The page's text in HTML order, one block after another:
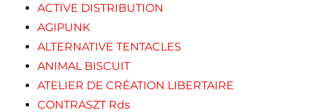
ACTIVE DISTRIBUTION
AGIPUNK
ALTERNATIVE TENTACLES
ANIMAL BISCUIT
ATELIER DE CRÉATION LIBERTAIRE
CONTRASZT Rds